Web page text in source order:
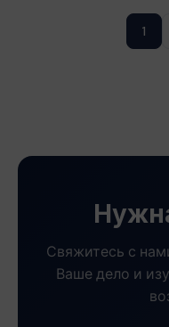
1
Свяжитесь с
Ваше дело и